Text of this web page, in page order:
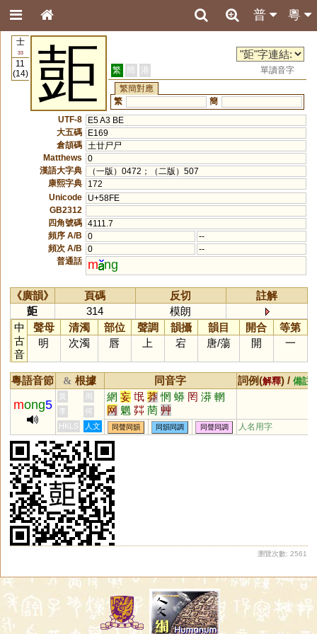
粵
普
士
33
11
(14)
壾 繁 簡 港
單讀音字
繁簡對應
繁
簡
UTF-8
E5 A3 BE
大五碼
E169
倉頡碼
土廿尸尸
Matthews
0
漢語大字典
（一版）0472；（二版）507
康熙字典
172
Unicode
U+58FE
GB2312
四角號碼 4111.7
頻序 A/B
0
--
頻次 A/B
0
--
普通話
m ng
《廣韻》 頁碼 反切
註解
壾
314
模朗
中
古
音
聲母 清濁 部位 聲調 韻攝 韻目 開合
等第
明
次濁 唇 上 宕 唐/蕩 開 一
粵語音節 & 根據 同音字 詞例(解釋) / 備註
mong5
黃 周 網 妄 氓 莽 惘 蟒 罔 漭 輞
网 魍 茻 菵 艸
李
何
HKLS
人文 同聲同韻 同韻同調 同聲同調 人名用字
瀏覽次數: 2561